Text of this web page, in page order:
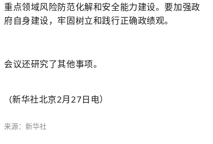
重点领域风险防范化解和安全能力建设。要加强政
府自身建设，牢固树立和践行正确政绩观。
会议还研究了其他事项。
（新华社北京2月27日电）
来源：新华社